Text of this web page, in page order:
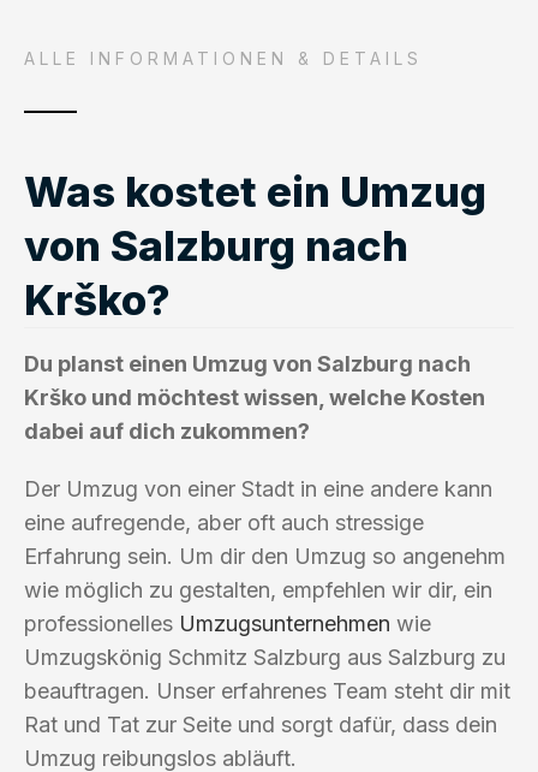
ALLE INFORMATIONEN & DETAILS
Was kostet ein Umzug
von Salzburg nach
Krško?
Du planst einen Umzug von Salzburg nach
Krško und möchtest wissen, welche Kosten
dabei auf dich zukommen?
Der Umzug von einer Stadt in eine andere kann
eine aufregende, aber oft auch stressige
Erfahrung sein. Um dir den Umzug so angenehm
wie möglich zu gestalten, empfehlen wir dir, ein
professionelles Umzugsunternehmen wie
Umzugskönig Schmitz Salzburg aus Salzburg zu
beauftragen. Unser erfahrenes Team steht dir mit
Rat und Tat zur Seite und sorgt dafür, dass dein
Umzug reibungslos abläuft.